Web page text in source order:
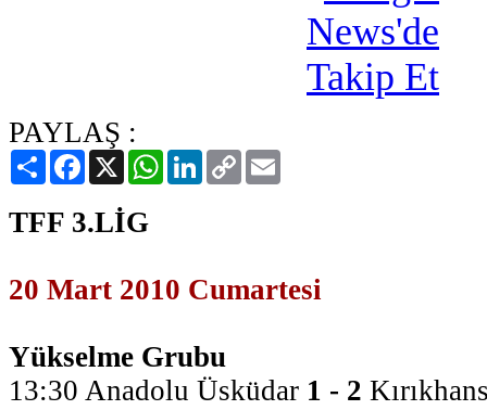
PAYLAŞ :
PaylaşFacebook
X WhatsAppLinkedIn
Copy
Link
TFF 3.LİG
20 Mart 2010 Cumartesi
Yükselme Grubu
13:30 Anadolu Üsküdar 1 - 2